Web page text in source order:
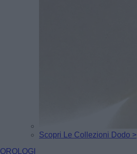
Scopri Le Collezioni Dodo >
OROLOGI